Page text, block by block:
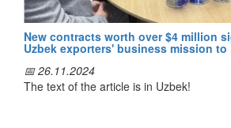
На встрече с заместителем
предотвращению и борьбе с
состоялся обмен опытом по вопросам
актов и их проектов, а также крупных
проектов. Стороны также обсудили
New contracts worth over $4 million
Uzbek exporters' business mission to
📅 26.11.2024
The text of the article is in Uzbek!